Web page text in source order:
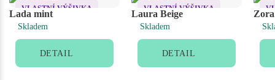
VLASTNÍ VÝŠIVKA
Lada mint
Skladem
DETAIL
VLASTNÍ VÝŠIVKA
Laura Beige
Skladem
DETAIL
Zora